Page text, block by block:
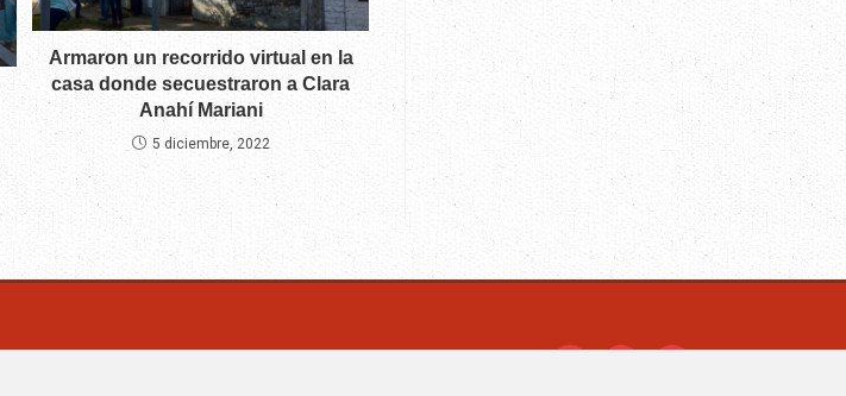
Armaron un recorrido virtual en la
casa donde secuestraron a Clara
Anahí Mariani
5 diciembre, 2022